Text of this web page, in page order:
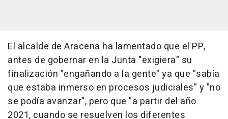
El alcalde de Aracena ha lamentado que el PP,
antes de gobernar en la Junta "exigiera" su
finalización "engañando a la gente" ya que "sabía
que estaba inmerso en procesos judiciales" y "no
se podía avanzar", pero que "a partir del año
2021, cuando se resuelven los diferentes